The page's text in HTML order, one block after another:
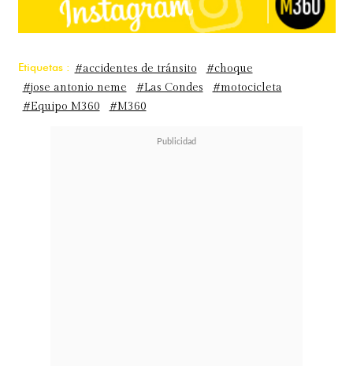
Etiquetas : #accidentes de tránsito
#choque
#jose antonio neme
#Las Condes
#motocicleta
#Equipo M360
#M360